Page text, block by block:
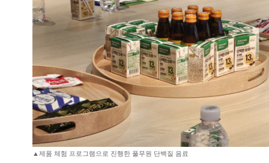
▲제품 체험 프로그램으로 진행한 풀무원 단백질 음료